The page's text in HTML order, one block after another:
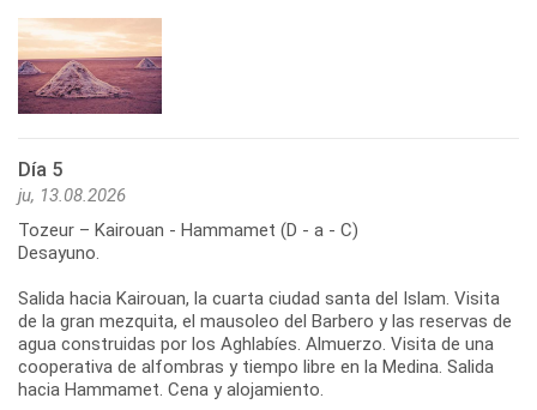
Día 5
ju, 13.08.2026
Tozeur – Kairouan - Hammamet (D - a - C)
Desayuno.
Salida hacia Kairouan, la cuarta ciudad santa del Islam. Visita
de la gran mezquita, el mausoleo del Barbero y las reservas de
agua construidas por los Aghlabíes. Almuerzo. Visita de una
cooperativa de alfombras y tiempo libre en la Medina. Salida
hacia Hammamet. Cena y alojamiento.